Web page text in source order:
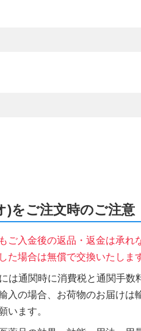
)をご注文時のご注意
ご入金後の返品・返金は承
た場合は無償で交換いたしま
は通関時に消費税と通関手
入の場合、お荷物のお届け
います。